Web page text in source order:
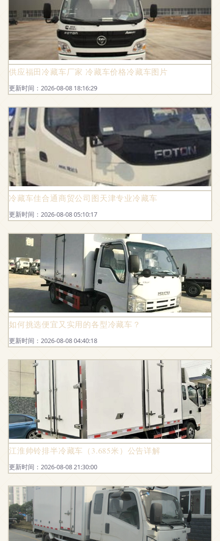
供应福田冷藏车厂家 冷藏车价格冷藏车图片
更新时间：2026-08-08 18:16:29
冷藏车佳合通商贸公司图天津专业冷藏车
更新时间：2026-08-08 05:10:17
如何挑选便宜又实用的各型冷藏车？
更新时间：2026-08-08 04:40:18
江淮帅铃排半冷藏车（3.685米）公告详解
更新时间：2026-08-08 21:30:00